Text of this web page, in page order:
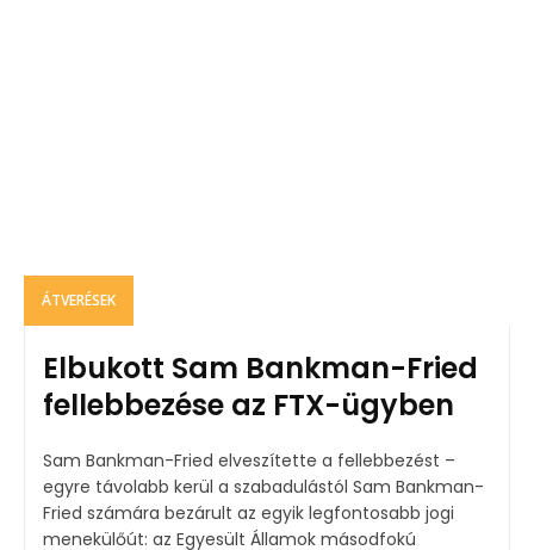
ÁTVERÉSEK
Elbukott Sam Bankman-Fried
fellebbezése az FTX-ügyben
Sam Bankman-Fried elveszítette a fellebbezést –
egyre távolabb kerül a szabadulástól Sam Bankman-
Fried számára bezárult az egyik legfontosabb jogi
menekülőút: az Egyesült Államok másodfokú